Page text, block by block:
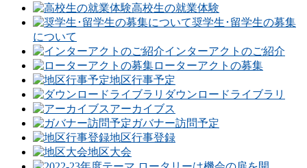
高校生の就業体験
奨学生･留学生の募集
について
インターアクトのご紹介
ローターアクトの募集
地区行事予定
ダウンロードライブラリ
アーカイブス
ガバナー訪問予定
地区行事登録
地区大会